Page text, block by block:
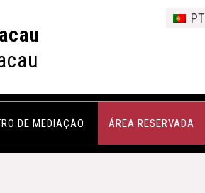
PT
DE MEDIAÇÃO ÁREA RESERVADA